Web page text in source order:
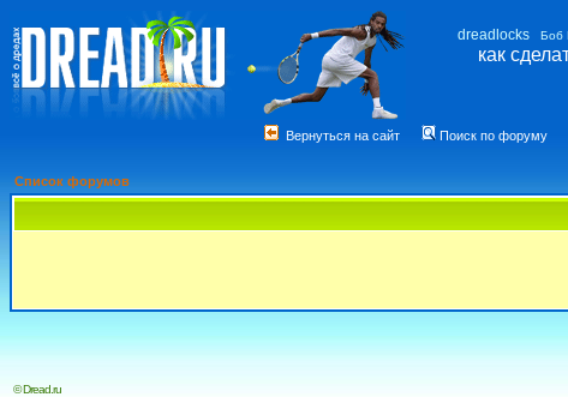
dreadlocks Боб
как
Вернуться на сайт Поиск по форуму
Список форумов
© Dread.ru